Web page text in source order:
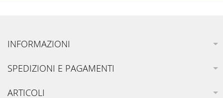
INFORMAZIONI
SPEDIZIONI E PAGAMENTI
ARTICOLI